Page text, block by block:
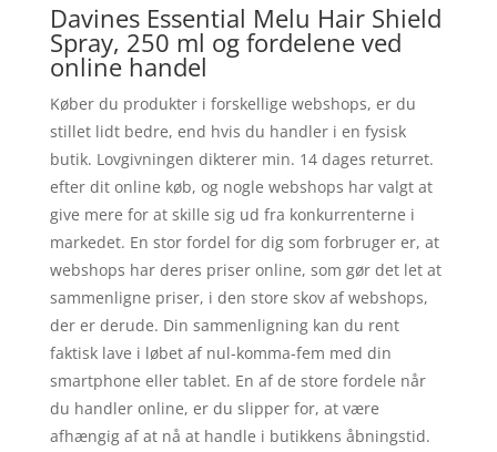
Davines Essential Melu Hair Shield
Spray, 250 ml og fordelene ved
online handel
Køber du produkter i forskellige webshops, er du
stillet lidt bedre, end hvis du handler i en fysisk
butik. Lovgivningen dikterer min. 14 dages returret.
efter dit online køb, og nogle webshops har valgt at
give mere for at skille sig ud fra konkurrenterne i
markedet. En stor fordel for dig som forbruger er, at
webshops har deres priser online, som gør det let at
sammenligne priser, i den store skov af webshops,
der er derude. Din sammenligning kan du rent
faktisk lave i løbet af nul-komma-fem med din
smartphone eller tablet. En af de store fordele når
du handler online, er du slipper for, at være
afhængig af at nå at handle i butikkens åbningstid.